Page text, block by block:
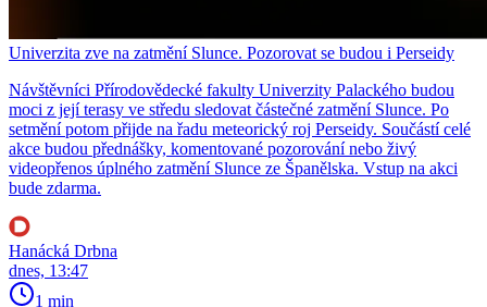
Univerzita zve na zatmění Slunce. Pozorovat se budou i Perseidy
Návštěvníci Přírodovědecké fakulty Univerzity Palackého budou
moci z její terasy ve středu sledovat částečné zatmění Slunce. Po
setmění potom přijde na řadu meteorický roj Perseidy. Součástí celé
akce budou přednášky, komentované pozorování nebo živý
videopřenos úplného zatmění Slunce ze Španělska. Vstup na akci
bude zdarma.
Hanácká Drbna
dnes, 13:47
1 min